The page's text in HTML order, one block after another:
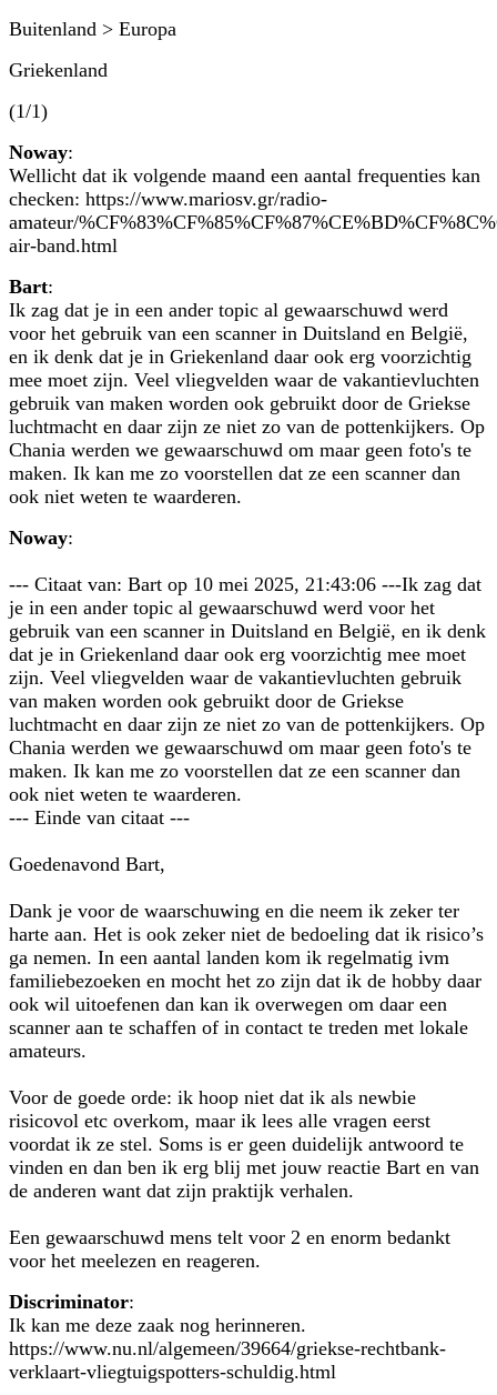
Buitenland > Europa
Griekenland
(1/1)
Noway:
Wellicht dat ik volgende maand een aantal frequenties kan
checken: https://www.mariosv.gr/radio-
amateur/
air-band.html
Bart:
Ik zag dat je in een ander topic al gewaarschuwd werd
voor het gebruik van een scanner in Duitsland en België,
en ik denk dat je in Griekenland daar ook erg voorzichtig
mee moet zijn. Veel vliegvelden waar de vakantievluchten
gebruik van maken worden ook gebruikt door de Griekse
luchtmacht en daar zijn ze niet zo van de pottenkijkers. Op
Chania werden we gewaarschuwd om maar geen foto's te
maken. Ik kan me zo voorstellen dat ze een scanner dan
ook niet weten te waarderen.
Noway:
--- Citaat van: Bart op 10 mei 2025, 21:43:06 ---Ik zag dat
je in een ander topic al gewaarschuwd werd voor het
gebruik van een scanner in Duitsland en België, en ik denk
dat je in Griekenland daar ook erg voorzichtig mee moet
zijn. Veel vliegvelden waar de vakantievluchten gebruik
van maken worden ook gebruikt door de Griekse
luchtmacht en daar zijn ze niet zo van de pottenkijkers. Op
Chania werden we gewaarschuwd om maar geen foto's te
maken. Ik kan me zo voorstellen dat ze een scanner dan
ook niet weten te waarderen.
--- Einde van citaat ---
Goedenavond Bart,
Dank je voor de waarschuwing en die neem ik zeker ter
harte aan. Het is ook zeker niet de bedoeling dat ik risico’s
ga nemen. In een aantal landen kom ik regelmatig ivm
familiebezoeken en mocht het zo zijn dat ik de hobby daar
ook wil uitoefenen dan kan ik overwegen om daar een
scanner aan te schaffen of in contact te treden met lokale
amateurs.
Voor de goede orde: ik hoop niet dat ik als newbie
risicovol etc overkom, maar ik lees alle vragen eerst
voordat ik ze stel. Soms is er geen duidelijk antwoord te
vinden en dan ben ik erg blij met jouw reactie Bart en van
de anderen want dat zijn praktijk verhalen.
Een gewaarschuwd mens telt voor 2 en enorm bedankt
voor het meelezen en reageren.
Discriminator:
Ik kan me deze zaak nog herinneren.
https://www.nu.nl/algemeen/39664/griekse-rechtbank-
verklaart-vliegtuigspotters-schuldig.html